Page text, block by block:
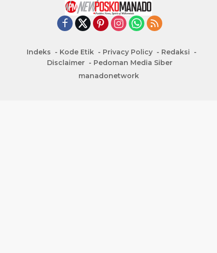
Indeks Kode Etik Privacy Policy
Redaksi
Disclaimer
Pedoman Media Siber
manadonetwork